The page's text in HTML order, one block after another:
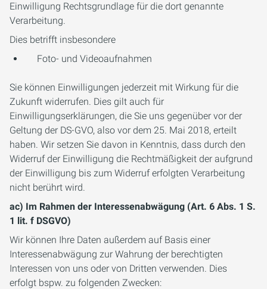
Einwilligung Rechtsgrundlage für die dort genannte
Verarbeitung.
Dies betrifft insbesondere
Foto- und Videoaufnahmen
Sie können Einwilligungen jederzeit mit Wirkung für die
Zukunft widerrufen. Dies gilt auch für
Einwilligungserklärungen, die Sie uns gegenüber vor der
Geltung der DS-GVO, also vor dem 25. Mai 2018, erteilt
haben. Wir setzen Sie davon in Kenntnis, dass durch den
Widerruf der Einwilligung die Rechtmäßigkeit der aufgrund
der Einwilligung bis zum Widerruf erfolgten Verarbeitung
nicht berührt wird.
ac) Im Rahmen der Interessenabwägung (Art. 6 Abs. 1 S.
1 lit. f DSGVO)
Wir können Ihre Daten außerdem auf Basis einer
Interessenabwägung zur Wahrung der berechtigten
Interessen von uns oder von Dritten verwenden. Dies
erfolgt bspw. zu folgenden Zwecken: